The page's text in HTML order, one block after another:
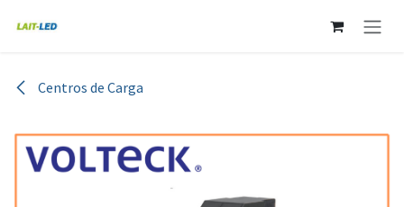
Centros de Carga